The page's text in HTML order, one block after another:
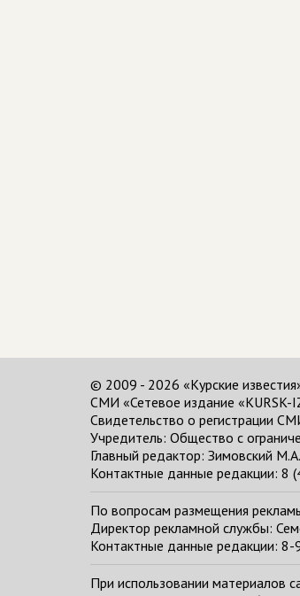
© 2009 - 2026 «Курские
СМИ «Сетевое издание «KURSK-
Свидетельство о регистрации
Учредитель: Общество с
Главный редактор: Зимовский М.А.
Контактные данные редакции: 8
По вопросам размещения
Директор рекламной службы:
Контактные данные редакции:
При использовании материалов